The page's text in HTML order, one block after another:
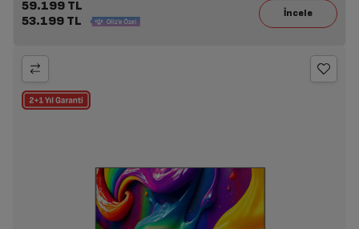
59.199 TL
53.199 TL